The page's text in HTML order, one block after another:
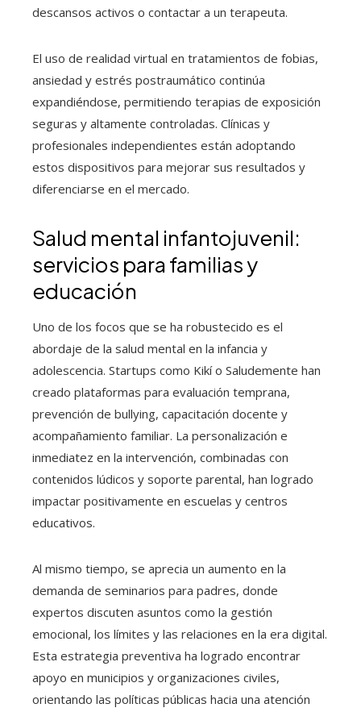
descansos activos o contactar a un terapeuta.
El uso de realidad virtual en tratamientos de fobias,
ansiedad y estrés postraumático continúa
expandiéndose, permitiendo terapias de exposición
seguras y altamente controladas. Clínicas y
profesionales independientes están adoptando
estos dispositivos para mejorar sus resultados y
diferenciarse en el mercado.
Salud mental infantojuvenil:
servicios para familias y
educación
Uno de los focos que se ha robustecido es el
abordaje de la salud mental en la infancia y
adolescencia. Startups como Kikí o Saludemente han
creado plataformas para evaluación temprana,
prevención de bullying, capacitación docente y
acompañamiento familiar. La personalización e
inmediatez en la intervención, combinadas con
contenidos lúdicos y soporte parental, han logrado
impactar positivamente en escuelas y centros
educativos.
Al mismo tiempo, se aprecia un aumento en la
demanda de seminarios para padres, donde
expertos discuten asuntos como la gestión
emocional, los límites y las relaciones en la era digital.
Esta estrategia preventiva ha logrado encontrar
apoyo en municipios y organizaciones civiles,
orientando las políticas públicas hacia una atención